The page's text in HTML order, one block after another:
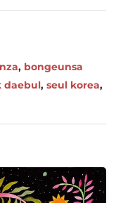
, bongeunsa
daebul, seul korea,